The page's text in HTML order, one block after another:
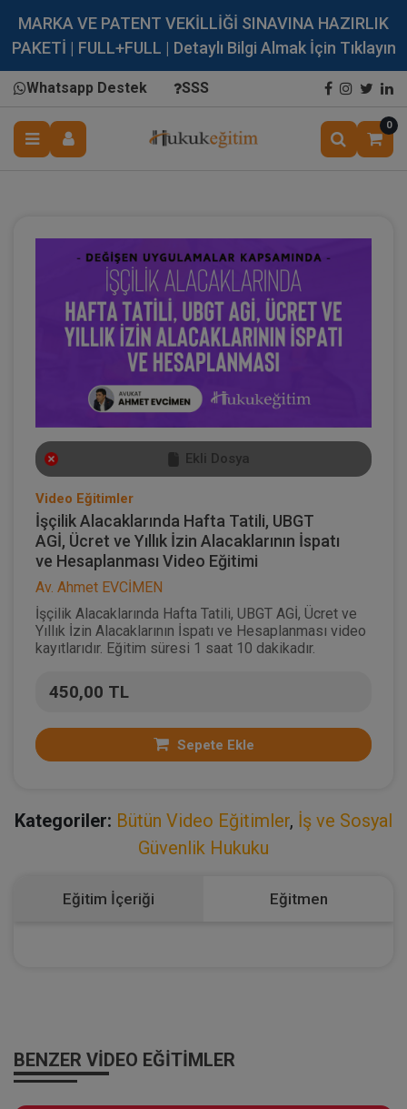
MARKA VE PATENT VEKİLLİĞİ SINAVINA HAZIRLIK
PAKETİ | FULL+FULL | Detaylı Bilgi Almak İçin Tıklayın
Whatsapp Destek SSS
0
Ekli Dosya
Video Eğitimler
İşçilik Alacaklarında Hafta Tatili, UBGT
AGİ, Ücret ve Yıllık İzin Alacaklarının İspatı
ve Hesaplanması Video Eğitimi
Av. Ahmet EVCİMEN
İşçilik Alacaklarında Hafta Tatili, UBGT AGİ, Ücret ve
Yıllık İzin Alacaklarının İspatı ve Hesaplanması video
kayıtlarıdır. Eğitim süresi 1 saat 10 dakikadır.
450,00 TL
Sepete Ekle
Kategoriler: Bütün Video Eğitimler, İş ve Sosyal
Güvenlik Hukuku
Eğitim İçeriği Eğitmen
BENZER VIDEO EĞITIMLER